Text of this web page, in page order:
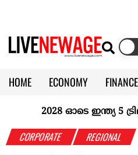
HOME ECONOMY FINANCE
CALENDAR
KERALA @70
2028 ഓടെ ഇന്ത്യ 5
CORPORATE REGIONAL